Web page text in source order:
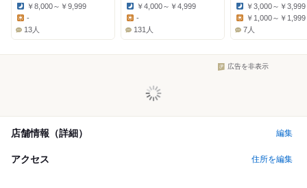
Dinner:
￥8,000～￥9,999
Lunch:
-
13人
Dinner:
￥4,000～￥4,999
-
131人
Dinner:
￥3,000～￥3,999
Lunch:
￥1,000～￥1,999
7人
広告を非表示
店舗情報（詳細） 編集
アクセス 住所を編集